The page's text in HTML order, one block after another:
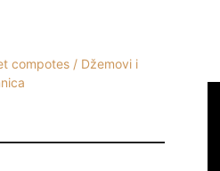
compotes / Džemovi i